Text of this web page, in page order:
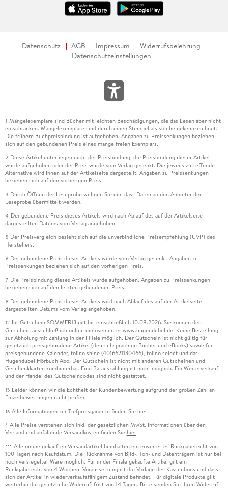
Datenschutz AGB Impressum
Widerrufsbelehrung
Datenschutzeinstellungen
1 Mängelexemplare sind Bücher mit leichten Beschädigungen, die das Lesen aber nicht
einschränken. Mängelexemplare sind durch einen Stempel als solche gekennzeichnet.
Die frühere Buchpreisbindung ist aufgehoben. Angaben zu Preissenkungen beziehen
sich auf den gebundenen Preis eines mangelfreien Exemplars.
2 Diese Artikel unterliegen nicht der Preisbindung, die Preisbindung dieser Artikel
wurde aufgehoben oder der Preis wurde vom Verlag gesenkt. Die jeweils zutreffende
Alternative wird Ihnen auf der Artikelseite dargestellt. Angaben zu Preissenkungen
beziehen sich auf den vorherigen Preis.
3 Durch Öffnen der Leseprobe willigen Sie ein, dass Daten an den Anbieter der
Leseprobe übermittelt werden.
4 Der gebundene Preis dieses Artikels wird nach Ablauf des auf der Artikelseite
dargestellten Datums vom Verlag angehoben.
5 Der Preisvergleich bezieht sich auf die unverbindliche Preisempfehlung (UVP) des
Herstellers.
6 Der gebundene Preis dieses Artikels wurde vom Verlag gesenkt. Angaben zu
Preissenkungen beziehen sich auf den vorherigen Preis.
7 Die Preisbindung dieses Artikels wurde aufgehoben. Angaben zu Preissenkungen
beziehen sich auf den letzten gebundenen Preis.
8 Der gebundene Preis dieses Artikels wird nach Ablauf des auf der Artikelseite
dargestellten Datums vom Verlag angehoben.
12 Ihr Gutschein SOMMER13 gilt bis einschließlich 10.08.2026. Sie können den
Gutschein ausschließlich online einlösen unter www.hugendubel.de. Keine Bestellung
zur Abholung mit Zahlung in der Filiale möglich. Der Gutschein ist nicht gültig für
gesetzlich preisgebundene Artikel (deutschsprachige Bücher und eBooks) sowie für
preisgebundene Kalender, tolino shine (4016621130466), tolino select und das
Hugendubel Hörbuch Abo. Der Gutschein ist nicht mit anderen Gutscheinen und
Geschenkkarten kombinierbar. Eine Barauszahlung ist nicht möglich. Ein Weiterverkauf
und der Handel des Gutscheincodes sind nicht gestattet.
15 Leider können wir die Echtheit der Kundenbewertung aufgrund der großen Zahl an
Einzelbewertungen nicht prüfen.
16 Alle Informationen zur Tiefpreisgarantie finden Sie hier
* Alle Preise verstehen sich inkl. der gesetzlichen MwSt. Informationen über den
Versand und anfallende Versandkosten finden Sie hier
*** Alle online gekauften Versandartikel beinhalten ein erweitertes Rückgaberecht von
100 Tagen nach Kaufdatum. Die Rücknahme von Bild-, Ton- und Datenträgern ist nur bei
noch versiegelter Ware möglich. Für in der Filiale gekaufte Artikel gilt ein
Rückgaberecht von 4 Wochen. Voraussetzung ist die Vorlage des Kassenbons und dass
sich der Artikel in wiederverkaufsfähigem Zustand befindet. Für digitale Produkte gilt
weiterhin die gesetzliche Widerrufsfrist von 14 Tagen. Bitte senden Sie Ihren Widerruf